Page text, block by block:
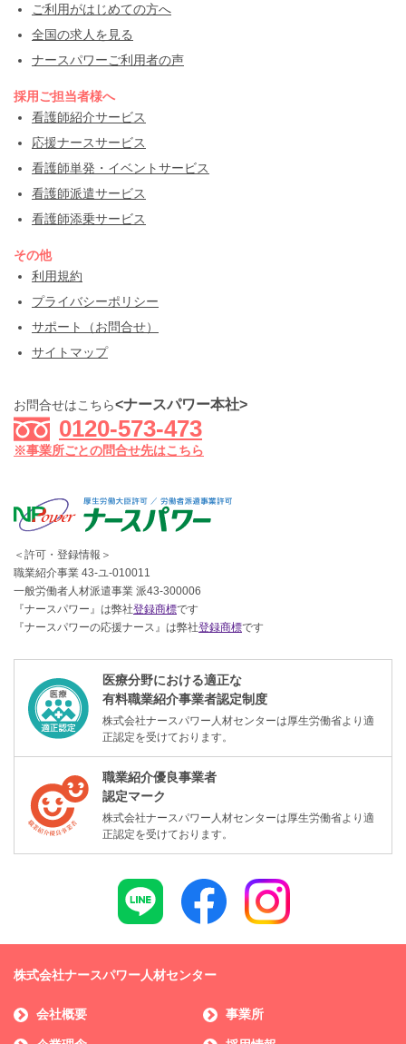
ご利用がはじめての方へ
全国の求人を見る
ナースパワーご利用者の声
採用ご担当者様へ
看護師紹介サービス
応援ナースサービス
看護師単発・イベントサービス
看護師派遣サービス
看護師添乗サービス
その他
利用規約
プライバシーポリシー
サポート（お問合せ）
サイトマップ
お問合せはこちら<ナースパワー本社>
0120-573-473
※事業所ごとの問合せ先はこちら
＜許可・登録情報＞
職業紹介事業 43-ユ-010011
一般労働者人材派遣事業 派43-300006
『ナースパワー』は弊社登録商標です
『ナースパワーの応援ナース』は弊社登録商標です
医療分野における適正な
有料職業紹介事業者認定制度
株式会社ナースパワー人材センターは厚生労働省より適
正認定を受けております。
職業紹介優良事業者
認定マーク
株式会社ナースパワー人材センターは厚生労働省より適
正認定を受けております。
株式会社ナースパワー人材センター
会社概要 事業所